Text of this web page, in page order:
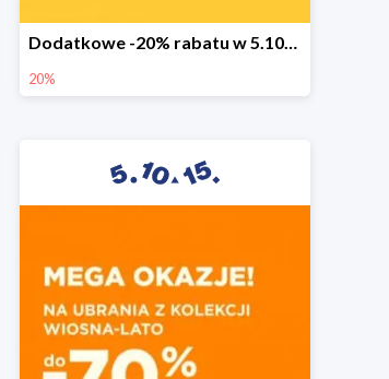
Dodatkowe -20% rabatu w 5.10.15
20%